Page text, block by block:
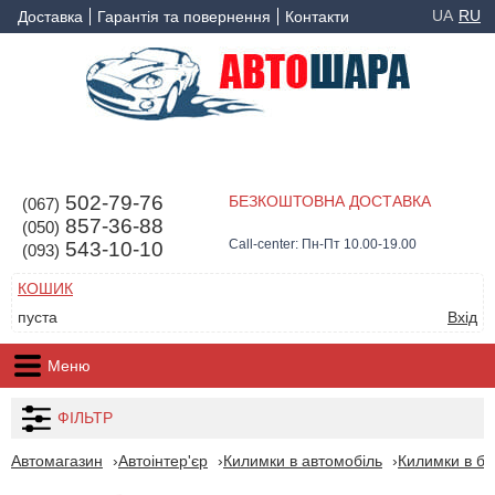
Доставка Гарантія та повернення Контакти UA RU
(067) 502-79-76
(050) 857-36-88
(093) 543-10-10
БЕЗКОШТОВНА ДОСТАВКА
Call-center: Пн-Пт 10.00-19.00
КОШИК
пуста
Вхід
Меню
ФІЛЬТР
Автомагазин Автоінтер'єр Килимки в автомобіль Килимки в